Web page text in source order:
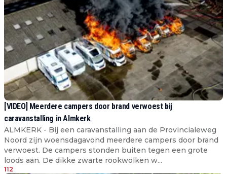
[VIDEO] Meerdere campers door brand verwoest bij
caravanstalling in Almkerk
ALMKERK - Bij een caravanstalling aan de Provincialeweg
Noord zijn woensdagavond meerdere campers door brand
verwoest. De campers stonden buiten tegen een grote
loods aan. De dikke zwarte rookwolken w...
112